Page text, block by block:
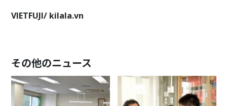
VIETFUJI/ kilala.vn
その他のニュース